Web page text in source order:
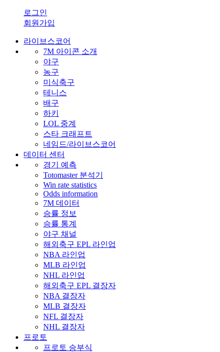
로그인
회원가입
라이브스코어
7M 아이콘 소개
야구
농구
미식축구
테니스
배구
하키
LOL 중계
스타 크래프트
네임드/라이브스코어
데이터 센터
경기 예측
Totomaster 분석기
Win rate statistics
Odds information
7M 데이터
승률 정보
승률 통계
야구 채널
해외축구 EPL 라인업
NBA 라인업
MLB 라인업
NHL 라인업
해외축구 EPL 결장자
NBA 결장자
MLB 결장자
NFL 결장자
NHL 결장자
프로토
프로토 승부식